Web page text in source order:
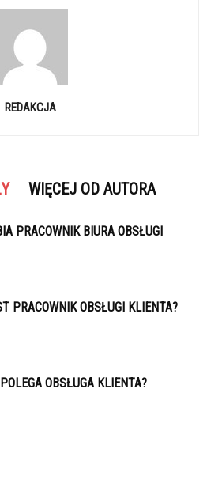
REDAKCJA
WIĘCEJ OD AUTORA
PRACOWNIK BIURA OBSŁUGI
PRACOWNIK OBSŁUGI KLIENTA?
OBSŁUGA KLIENTA?